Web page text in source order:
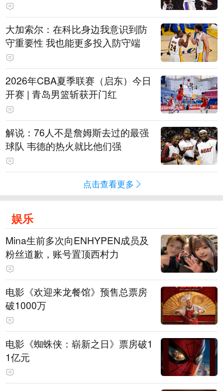
大加索尔：在科比身边我意识到防
守重要性 我也能更多投入防守端
2026年CBA夏季联赛（启东）今日
开赛 | 青岛男篮斩获开门红
解说：76人不是詹姆斯去过的最强
球队 韦德的热火就比他们强
点击查看更多
娱乐
Mina生前多次向ENHYPEN成员及
粉丝道歉，账号置顶西村力
电影《欢迎来龙餐馆》预售总票房
破1000万
电影《蜘蛛侠：崭新之日》票房破1
1亿元